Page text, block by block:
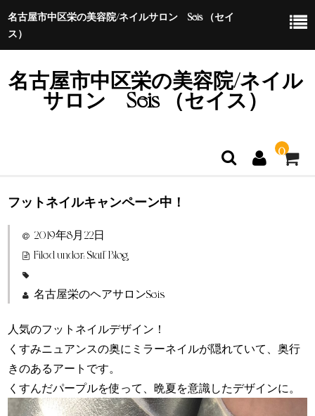
名古屋市中区栄の美容院/ネイルサロン Seis （セイ
ス）
名古屋市中区栄の美容院/ネイル
サロン Seis （セイス）
0
ホーム
特定商取引法に基づく表示
フットネイルキャンペーン中！
2019年8月22日
Filed under:Staff Blog
名古屋栄のヘアサロンSeis
人気のフットネイルデザイン！
くすみニュアンスの奥にミラーネイルが隠れていて、奥行
きのあるアートです。
くすんだパープルを使って、晩夏を意識したデザインに。